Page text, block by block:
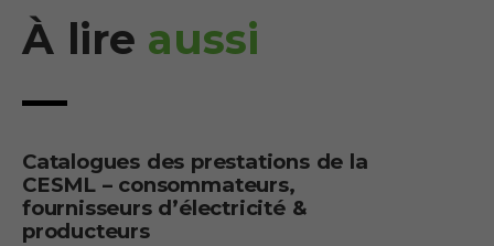
À lire aussi
Catalogues des prestations de la
CESML – consommateurs,
fournisseurs d’électricité &
producteurs